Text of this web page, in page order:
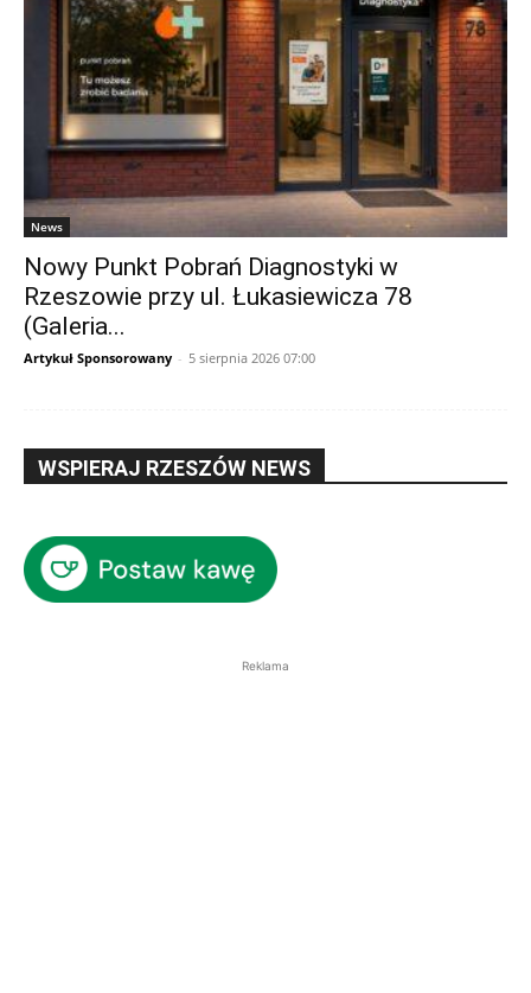
News
Nowy Punkt Pobrań Diagnostyki w
Rzeszowie przy ul. Łukasiewicza 78
(Galeria...
Artykuł Sponsorowany - 5 sierpnia 2026 07:00
WSPIERAJ RZESZÓW NEWS
Reklama